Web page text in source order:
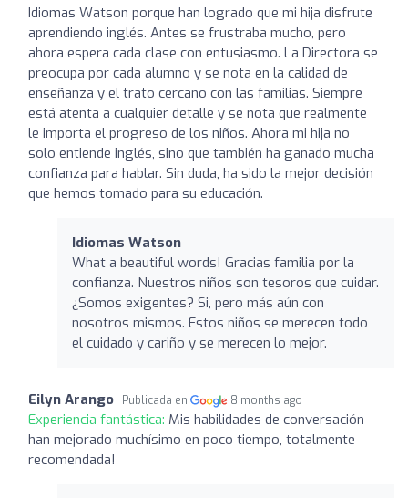
Idiomas Watson porque han logrado que mi hija disfrute
aprendiendo inglés. Antes se frustraba mucho, pero
ahora espera cada clase con entusiasmo. La Directora se
preocupa por cada alumno y se nota en la calidad de
enseñanza y el trato cercano con las familias. Siempre
está atenta a cualquier detalle y se nota que realmente
le importa el progreso de los niños. Ahora mi hija no
solo entiende inglés, sino que también ha ganado mucha
confianza para hablar. Sin duda, ha sido la mejor decisión
que hemos tomado para su educación.
Idiomas Watson
What a beautiful words! Gracias familia por la
confianza. Nuestros niños son tesoros que cuidar.
¿Somos exigentes? Si, pero más aún con
nosotros mismos. Estos niños se merecen todo
el cuidado y cariño y se merecen lo mejor.
Eilyn Arango Publicada en 8 months ago
Experiencia fantástica: Mis habilidades de conversación
han mejorado muchísimo en poco tiempo, totalmente
recomendada!